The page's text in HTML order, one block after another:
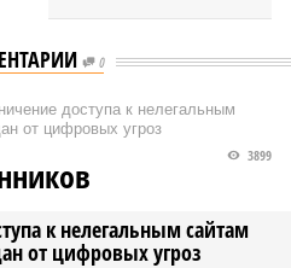
0
доступа к нелегальным
от цифровых угроз
к нелегальным сайтам
от цифровых угроз
3899